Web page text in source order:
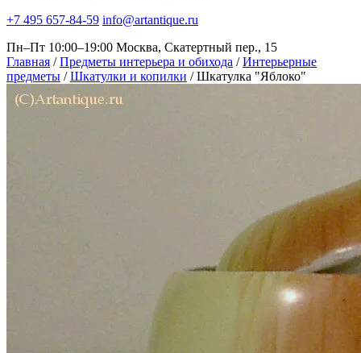
+7 495 657-84-59 info@artantique.ru
Пн–Пт 10:00–19:00 Москва, Скатертный пер., 15
Главная / Предметы интерьера и обихода / Интерьерные
предметы / Шкатулки и копилки / Шкатулка "Яблоко"